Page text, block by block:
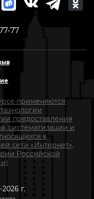
77
применяются
предоставления
систематизации и
к
сети «Интернет»,
Российской
г.